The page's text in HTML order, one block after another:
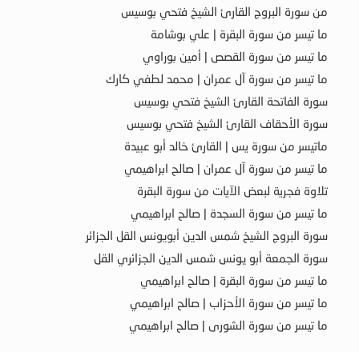
من سورة البروج القارئ الشيخ فتحي بوسيس
ما تيسر من سورة البقرة | علي بوشامة
ما تيسر من سورة القصص | أمين بوراوي
ما تيسر من سورة آل عمران | محمد لطفي كارك
سورة الفاتحة القارئ الشيخ فتحي بوسيس
سورة الأحقاف القارئ الشيخ فتحي بوسيس
ماتيسر من سورة يس | القارئ خالد أبو عبيدة
ما تيسر من سورة آل عمران | صالح ابراهيمي
تلاوة فجرية لبعض الآيات من سورة البقرة
ما تيسر من سورة السجدة | صالح ابراهيمي
سورة البروج الشيخ شمس الدين أبويونس القل الجزائر
سورة الجمعة أبو يونس شمس الدين الجزائري القل
ما تيسر من سورة البقرة | صالح ابراهيمي
ما تيسر من سورة الأحزاب | صالح ابراهيمي
ما تيسر من سورة الشورى | صالح ابراهيمي